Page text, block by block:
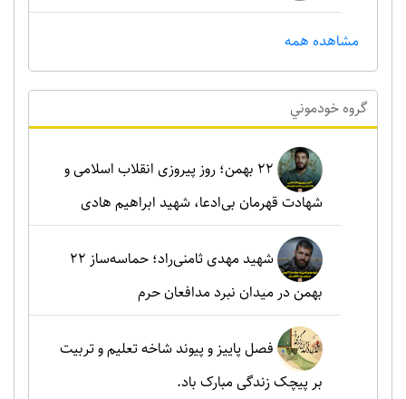
مشاهده همه
گروه خودموني
۲۲ بهمن؛ روز پیروزی انقلاب اسلامی و
شهادت قهرمان بی‌ادعا، شهید ابراهیم هادی
شهید مهدی ثامنی‌راد؛ حماسه‌ساز ۲۲
بهمن در میدان نبرد مدافعان حرم
فصل پاییز و پیوند شاخه تعلیم و تربیت
بر پیچک زندگی مبارک باد.